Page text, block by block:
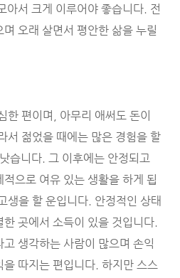
아서 크게 이루어야 좋습니다. 전
오래 살면서 평안한 삶을 누릴
한 편이며, 아무리 애써도 돈이
서 젊었을 때에는 많은 경험을 할
습니다. 그 이후에는 안정되고
으로 여유 있는 생활을 하게 됩
생을 할 운입니다. 안정적인 상태
곳에서 소득이 있을 것입니다.
생각하는 사람이 많으며 손익
따지는 편입니다. 하지만 스스